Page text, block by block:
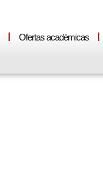
Ofertas académicas